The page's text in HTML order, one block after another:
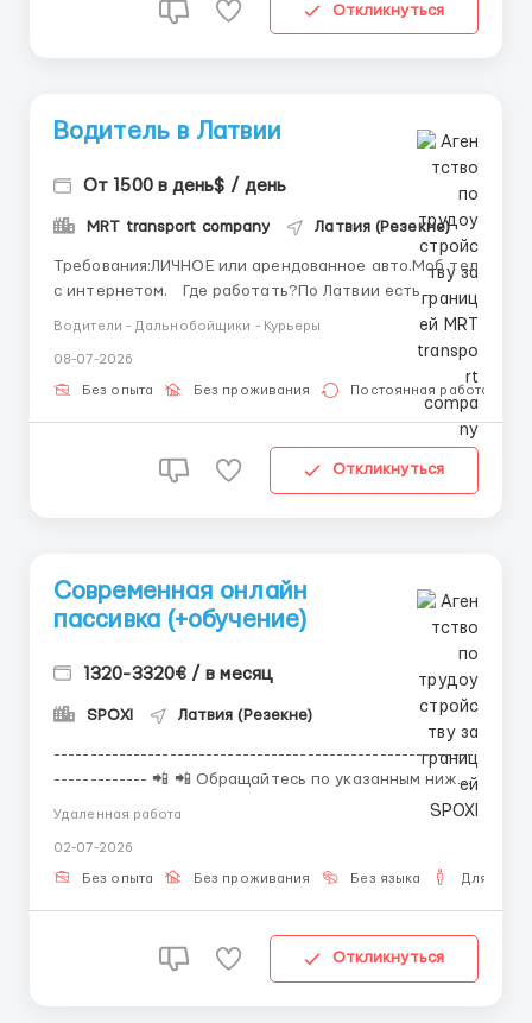
Откликнуться
Водитель в Латвии
От 1500 в день$ / день
MRT transport company Латвия (Резекне)
Требования:ЛИЧНОЕ или арендованное авто.Моб тел
с интернетом. Где работать?По Латвии есть
несколько маршрутов Условия работы:Перевозим
грузы ,оказываем трансферы.Оплата после каждого
рейса. Ввтсап +359886140986,телеграм
@M_R_T_80 ...
Водители - Дальнобойщики - Курьеры
08-07-2026
Без опыта Без проживания Постоянная работа
Откликнуться
Современная онлайн
пассивка (+обучение)
1320-3320€ / в месяц
SPOXI Латвия (Резекне)
----------------------------------------------------------
------------- 📲 📲 Обращайтесь по указанным ниже
контактам! 📲 📲 На сайте отклики обрабатываются
---------------------------- Лучший способ приличного
удаленного заработка доступен к...
Удаленная работа
02-07-2026
Без опыта Без проживания Без языка Для
Откликнуться